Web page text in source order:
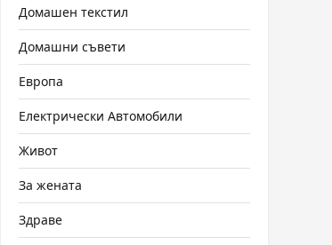
Домашен текстил
Домашни съвети
Европа
Електрически Автомобили
Живот
За жената
Здраве